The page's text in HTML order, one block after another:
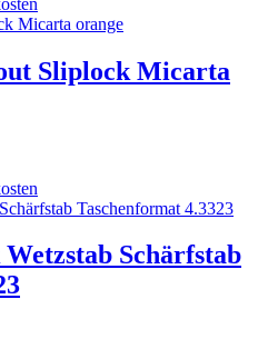
Sliplock Micarta
Schärfstab